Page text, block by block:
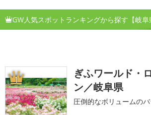
GW人気スポットランキングから探す【岐阜
1
ぎふワールド・
ン／岐阜県
圧倒的なボリュームの